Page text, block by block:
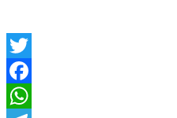
Twitter
Facebook